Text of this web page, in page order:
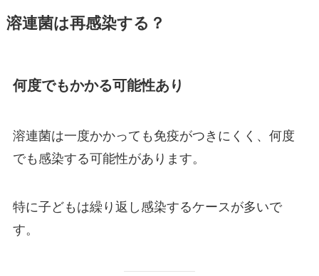
溶連菌は再感染する？
何度でもかかる可能性あり
溶連菌は一度かかっても免疫がつきにくく、何度
でも感染する可能性があります。
特に子どもは繰り返し感染するケースが多いで
す。